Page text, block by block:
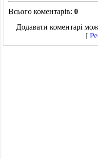
Всього коментарів: 0
Додавати коментарі
[